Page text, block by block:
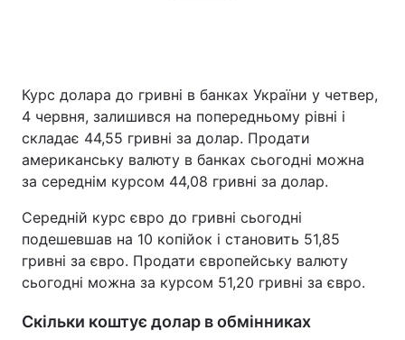
Курс долара до гривні в банках України у четвер,
4 червня, залишився на попередньому рівні і
складає 44,55 гривні за долар. Продати
американську валюту в банках сьогодні можна
за середнім курсом 44,08 гривні за долар.
Середній курс євро до гривні сьогодні
подешевшав на 10 копійок і становить 51,85
гривні за євро. Продати європейську валюту
сьогодні можна за курсом 51,20 гривні за євро.
Скільки коштує долар в обмінниках